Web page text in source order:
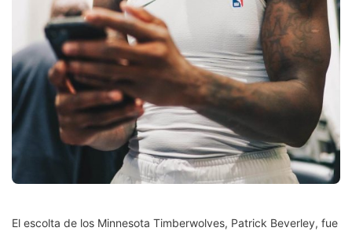
El escolta de los Minnesota Timberwolves, Patrick Beverley, fue